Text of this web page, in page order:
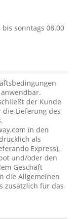
sonntags 08.00
der Kunde
Lieferung des
in den
als
Express),
und/oder den
Geschäft
die Allgemeinen
zusätzlich für das